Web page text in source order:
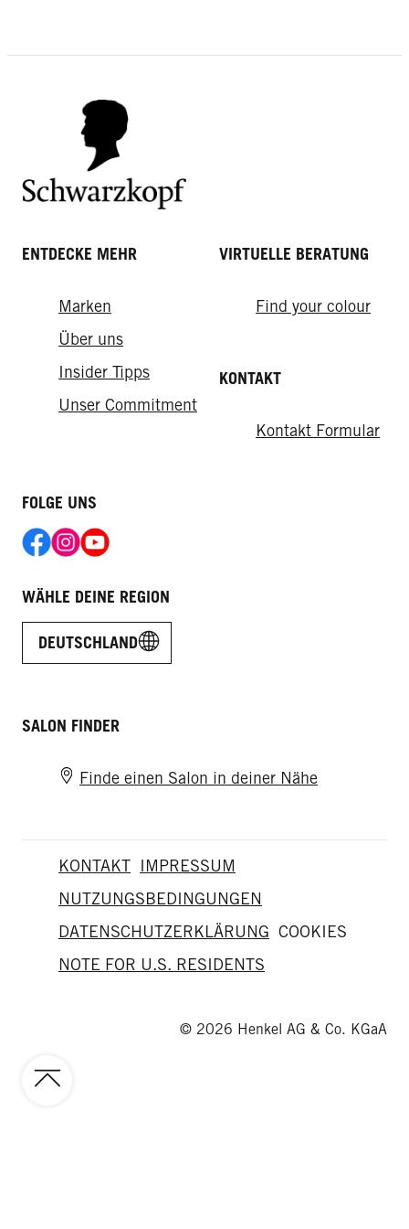
gelingt's
ENTDECKE MEHR
Marken
Über uns
Insider Tipps
Unser Commitment
VIRTUELLE BERATUNG
Find your colour
KONTAKT
Kontakt Formular
FOLGE UNS
WÄHLE DEINE REGION
DEUTSCHLAND
SALON FINDER
Finde einen Salon in deiner Nähe
KONTAKT IMPRESSUM
NUTZUNGSBEDINGUNGEN
DATENSCHUTZERKLÄRUNG COOKIES
NOTE FOR U.S. RESIDENTS
© 2026 Henkel AG & Co. KGaA